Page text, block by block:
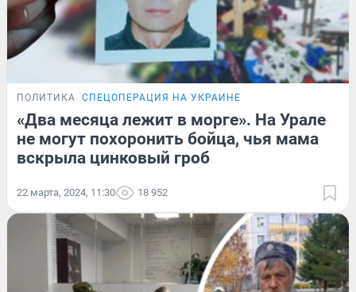
ПОЛИТИКА СПЕЦОПЕРАЦИЯ НА УКРАИНЕ
«Два месяца лежит в морге». На Урале
не могут похоронить бойца, чья мама
вскрыла цинковый гроб
22 марта, 2024, 11:30 18 952